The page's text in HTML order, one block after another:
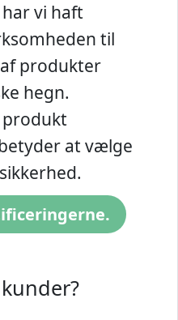
vi haft
til
produkter
hegn.
produkt
at vælge